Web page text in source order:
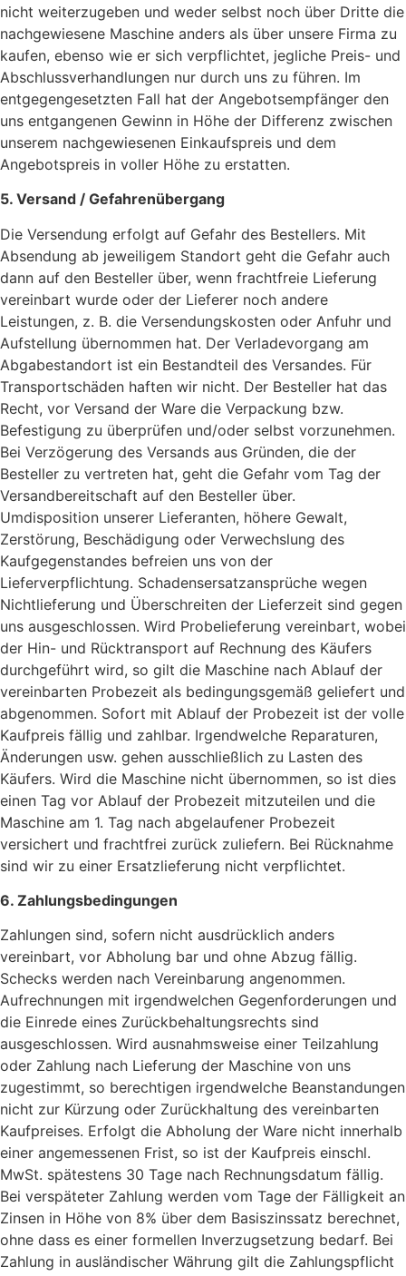
nicht weiterzugeben und weder selbst noch über Dritte die
nachgewiesene Maschine anders als über unsere Firma zu
kaufen, ebenso wie er sich verpflichtet, jegliche Preis- und
Abschlussverhandlungen nur durch uns zu führen. Im
entgegengesetzten Fall hat der Angebotsempfänger den
uns entgangenen Gewinn in Höhe der Differenz zwischen
unserem nachgewiesenen Einkaufspreis und dem
Angebotspreis in voller Höhe zu erstatten.
5. Versand / Gefahrenübergang
Die Versendung erfolgt auf Gefahr des Bestellers. Mit
Absendung ab jeweiligem Standort geht die Gefahr auch
dann auf den Besteller über, wenn frachtfreie Lieferung
vereinbart wurde oder der Lieferer noch andere
Leistungen, z. B. die Versendungskosten oder Anfuhr und
Aufstellung übernommen hat. Der Verladevorgang am
Abgabestandort ist ein Bestandteil des Versandes. Für
Transportschäden haften wir nicht. Der Besteller hat das
Recht, vor Versand der Ware die Verpackung bzw.
Befestigung zu überprüfen und/oder selbst vorzunehmen.
Bei Verzögerung des Versands aus Gründen, die der
Besteller zu vertreten hat, geht die Gefahr vom Tag der
Versandbereitschaft auf den Besteller über.
Umdisposition unserer Lieferanten, höhere Gewalt,
Zerstörung, Beschädigung oder Verwechslung des
Kaufgegenstandes befreien uns von der
Lieferverpflichtung. Schadensersatzansprüche wegen
Nichtlieferung und Überschreiten der Lieferzeit sind gegen
uns ausgeschlossen. Wird Probelieferung vereinbart, wobei
der Hin- und Rücktransport auf Rechnung des Käufers
durchgeführt wird, so gilt die Maschine nach Ablauf der
vereinbarten Probezeit als bedingungsgemäß geliefert und
abgenommen. Sofort mit Ablauf der Probezeit ist der volle
Kaufpreis fällig und zahlbar. Irgendwelche Reparaturen,
Änderungen usw. gehen ausschließlich zu Lasten des
Käufers. Wird die Maschine nicht übernommen, so ist dies
einen Tag vor Ablauf der Probezeit mitzuteilen und die
Maschine am 1. Tag nach abgelaufener Probezeit
versichert und frachtfrei zurück zuliefern. Bei Rücknahme
sind wir zu einer Ersatzlieferung nicht verpflichtet.
6. Zahlungsbedingungen
Zahlungen sind, sofern nicht ausdrücklich anders
vereinbart, vor Abholung bar und ohne Abzug fällig.
Schecks werden nach Vereinbarung angenommen.
Aufrechnungen mit irgendwelchen Gegenforderungen und
die Einrede eines Zurückbehaltungsrechts sind
ausgeschlossen. Wird ausnahmsweise einer Teilzahlung
oder Zahlung nach Lieferung der Maschine von uns
zugestimmt, so berechtigen irgendwelche Beanstandungen
nicht zur Kürzung oder Zurückhaltung des vereinbarten
Kaufpreises. Erfolgt die Abholung der Ware nicht innerhalb
einer angemessenen Frist, so ist der Kaufpreis einschl.
MwSt. spätestens 30 Tage nach Rechnungsdatum fällig.
Bei verspäteter Zahlung werden vom Tage der Fälligkeit an
Zinsen in Höhe von 8% über dem Basiszinssatz berechnet,
ohne dass es einer formellen Inverzugsetzung bedarf. Bei
Zahlung in ausländischer Währung gilt die Zahlungspflicht